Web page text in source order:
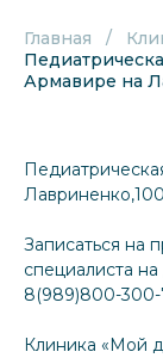
Главная
Армавире на
Записаться на
специалиста
8(989)800-300-
Клиника «Мой